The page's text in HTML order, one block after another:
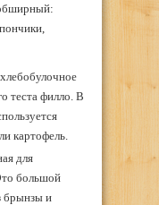
теста филло. В
картофель.
для
большой
брынзы и